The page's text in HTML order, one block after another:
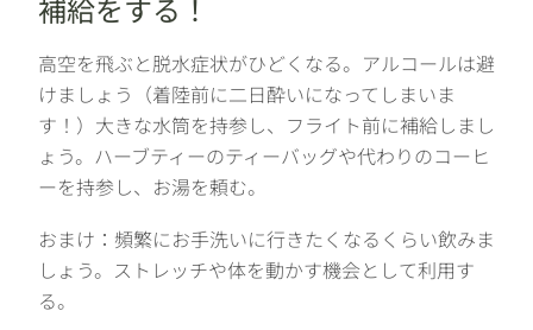
補給をする！
高空を飛ぶと脱水症状がひどくなる。アルコールは避
けましょう（着陸前に二日酔いになってしまいま
す！）大きな水筒を持参し、フライト前に補給しまし
ょう。ハーブティーのティーバッグや代わりのコーヒ
ーを持参し、お湯を頼む。
おまけ：頻繁にお手洗いに行きたくなるくらい飲みま
しょう。ストレッチや体を動かす機会として利用す
る。